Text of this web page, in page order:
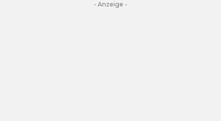
- Anzeige -